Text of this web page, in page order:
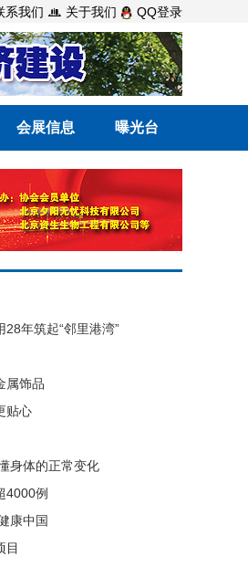
系我们  关于我们 QQ登录
会展信息 曝光台
年筑起“邻里港湾”
属饰品
贴心
身体的正常变化
4000例
康中国
目